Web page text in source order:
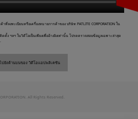
าที่ลงทะเบียนหรือเครื่องหมายการค้าของ บริษัท PATLITE CORPORATION ใน
ตั้ง ฯลฯ ในวิดีโอเป็นเพียงเพื่ออ้างอิงเท่านั้น โปรดตรวจสอบข้อมูลเฉพาะล่าสุด
ปยังด้านบนของ วิดีโอแอปพลิเคชัน
All Rights Reserved.